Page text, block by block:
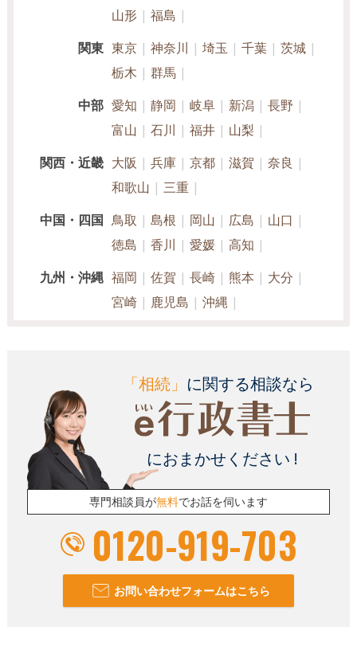
山形
福島
関東 東京 神奈川 埼玉 千葉
茨城
栃木
群馬
中部 愛知 静岡 岐阜 新潟
長野
富山
石川 福井
山梨
関西・近畿 大阪 兵庫 京都 滋賀
奈良
和歌山
三重
中国・四国 鳥取 島根 岡山 広島
山口
徳島
香川 愛媛
高知
九州・沖縄 福岡 佐賀 長崎 熊本
大分
宮崎
鹿児島 沖縄
「相続」 に関する相談なら
におまかせください !
専門相談員が無料でお話を伺います
0120-919-703
お問い合わせフォームはこちら